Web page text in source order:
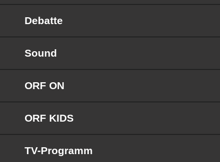
Debatte
Sound
ORF ON
ORF KIDS
TV-Programm